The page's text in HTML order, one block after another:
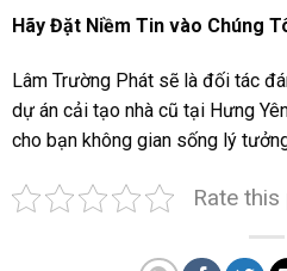
Hãy Đặt Niềm Tin vào Chúng
Lâm Trường Phát sẽ là đối tác
dự án cải tạo nhà cũ tại Hưng
cho bạn không gian sống lý
Rate